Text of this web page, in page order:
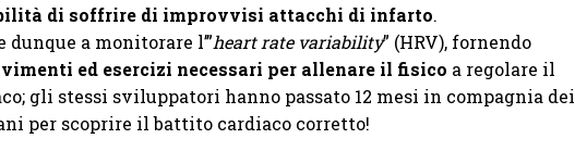
di soffrire di improvvisi attacchi di infarto.
a monitorare l’”heart rate variability” (HRV), fornendo
ed esercizi necessari per allenare il fisico a regolare il
gli stessi sviluppatori hanno passato 12 mesi in compagnia dei
per scoprire il battito cardiaco corretto!